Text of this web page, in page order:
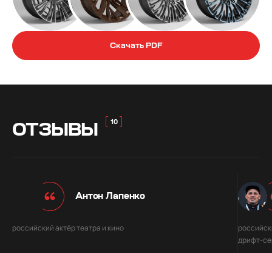
Скачать PDF
ОТЗЫВЫ
Антон Лапенко
российский актёр театра и кино
дрифт-